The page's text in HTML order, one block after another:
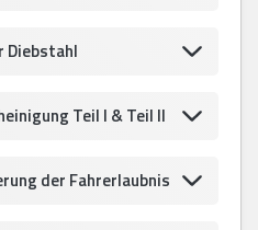
Diebstahl
Teil I & Teil II
der Fahrerlaubnis